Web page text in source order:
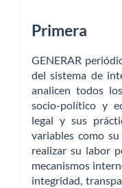
Primera
GENERAR
del sistema de
analicen todos
socio-político y
legal y sus
variables como
realizar su labor
mecanismos
integridad,